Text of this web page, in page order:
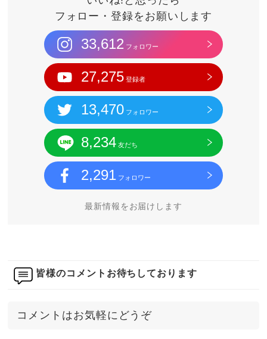
フォロー・登録をお願いします
33,612 フォロワー
27,275 登録者
13,470 フォロワー
8,234 友だち
2,291 フォロワー
最新情報をお届けします
皆様のコメントお待ちしております
コメントはお気軽にどうぞ